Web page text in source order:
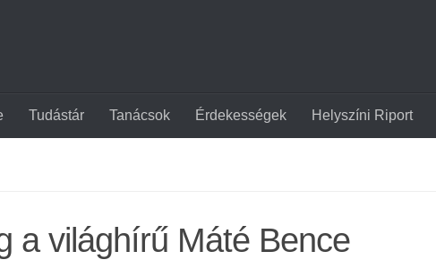
Tudástár Tanácsok Érdekességek Helyszíni Riport
a világhírű Máté Bence